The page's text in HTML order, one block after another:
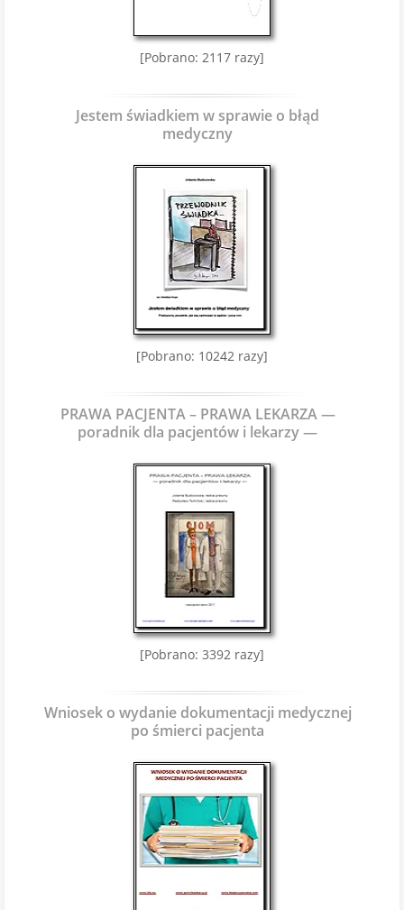
[Pobrano: 2117 razy]
Jestem świadkiem w sprawie o błąd
medyczny
[Pobrano: 10242 razy]
PRAWA PACJENTA – PRAWA LEKARZA —
poradnik dla pacjentów i lekarzy —
[Pobrano: 3392 razy]
Wniosek o wydanie dokumentacji medycznej
po śmierci pacjenta